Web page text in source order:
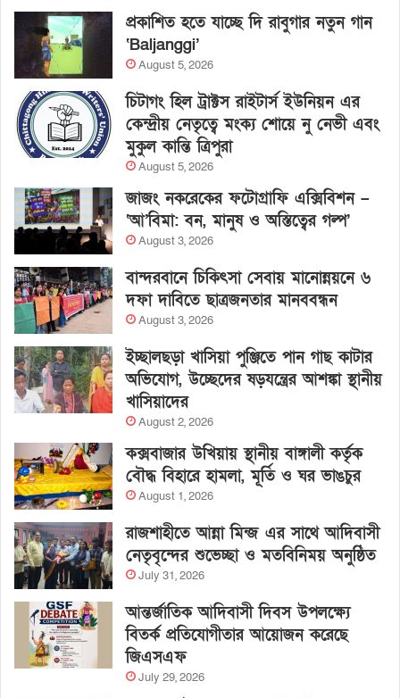
প্রকাশিত হতে যাচ্ছে দি রাবুগার নতুন গান
‘Baljanggi’
August 5, 2026
চিটাগং হিল ট্রাক্টস রাইটার্স ইউনিয়ন এর
কেন্দ্রীয় নেতৃত্বে মংক্য শোয়ে নু নেভী এবং
মুকুল কান্তি ত্রিপুরা
August 5, 2026
জাজং নকরেকের ফটোগ্রাফি এক্সিবিশন –
‘আ’বিমা: বন, মানুষ ও অস্তিত্বের গল্প’
August 3, 2026
বান্দরবানে চিকিৎসা সেবায় মানোন্নয়নে ৬
দফা দাবিতে ছাত্রজনতার মানববন্ধন
August 3, 2026
ইচ্ছালছড়া খাসিয়া পুঞ্জিতে পান গাছ কাটার
অভিযোগ, উচ্ছেদের ষড়যন্ত্রের আশঙ্কা স্থানীয়
খাসিয়াদের
August 2, 2026
কক্সবাজার উখিয়ায় স্থানীয় বাঙ্গালী কর্তৃক
বৌদ্ধ বিহারে হামলা, মূর্তি ও ঘর ভাঙচুর
August 1, 2026
রাজশাহীতে আন্না মিন্জ এর সাথে আদিবাসী
নেতৃবৃন্দের শুভেচ্ছা ও মতবিনিময় অনুষ্ঠিত
July 31, 2026
আন্তর্জাতিক আদিবাসী দিবস উপলক্ষ্যে
বিতর্ক প্রতিযোগীতার আয়োজন করেছে
জিএসএফ
July 29, 2026